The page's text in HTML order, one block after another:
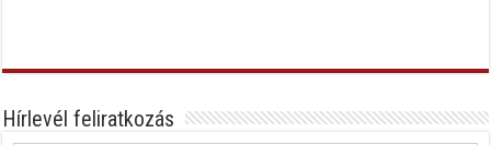
Hírlevél feliratkozás